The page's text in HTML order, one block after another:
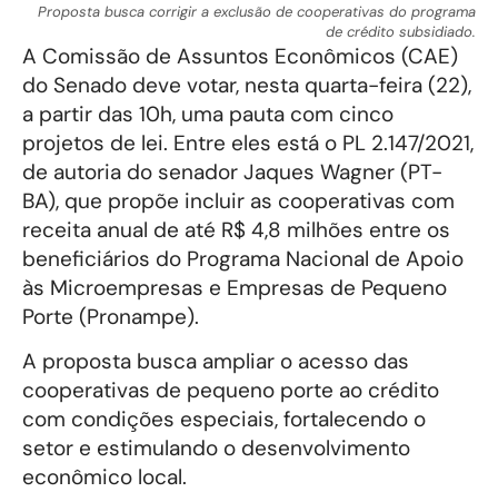
Proposta busca corrigir a exclusão de cooperativas do programa
de crédito subsidiado.
A Comissão de Assuntos Econômicos (CAE)
do Senado deve votar, nesta quarta-feira (22),
a partir das 10h, uma pauta com cinco
projetos de lei. Entre eles está o PL 2.147/2021,
de autoria do senador Jaques Wagner (PT-
BA), que propõe incluir as cooperativas com
receita anual de até R$ 4,8 milhões entre os
beneficiários do Programa Nacional de Apoio
às Microempresas e Empresas de Pequeno
Porte (Pronampe).
A proposta busca ampliar o acesso das
cooperativas de pequeno porte ao crédito
com condições especiais, fortalecendo o
setor e estimulando o desenvolvimento
econômico local.